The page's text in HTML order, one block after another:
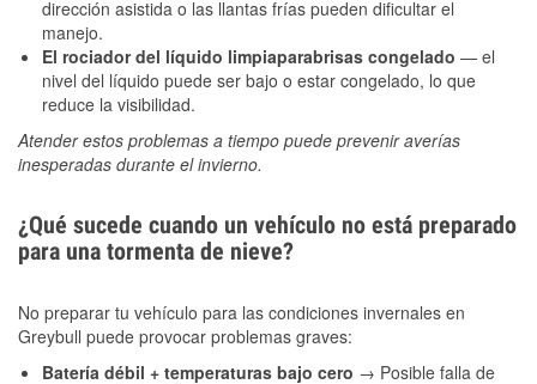
dirección asistida o las llantas frías pueden dificultar el
manejo.
El rociador del líquido limpiaparabrisas congelado — el
nivel del líquido puede ser bajo o estar congelado, lo que
reduce la visibilidad.
Atender estos problemas a tiempo puede prevenir averías
inesperadas durante el invierno.
¿Qué sucede cuando un vehículo no está preparado
para una tormenta de nieve?
No preparar tu vehículo para las condiciones invernales en
Greybull puede provocar problemas graves:
Batería débil + temperaturas bajo cero → Posible falla de